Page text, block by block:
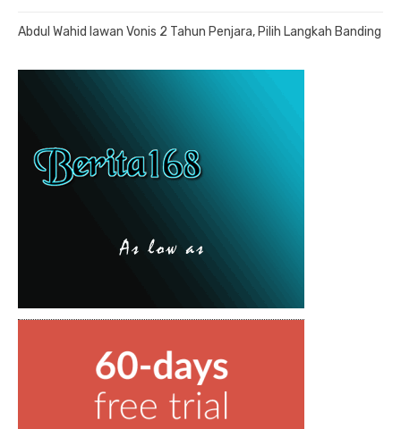
Abdul Wahid lawan Vonis 2 Tahun Penjara, Pilih Langkah Banding